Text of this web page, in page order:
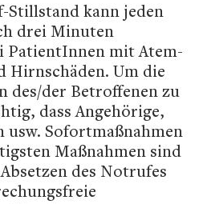
Stillstand kann jeden
drei Minuten
PatientInnen mit Atem-
Hirnschäden. Um die
des/der Betroffenen zu
dass Angehörige,
Sofortmaßnahmen
Maßnahmen sind
des Notrufes